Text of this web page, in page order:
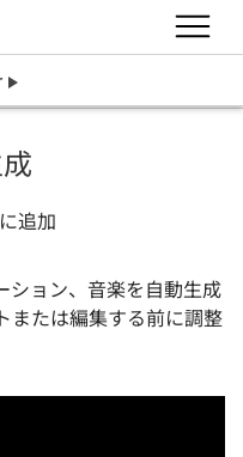
追加
ション、音楽を自動生成
または編集する前に調整